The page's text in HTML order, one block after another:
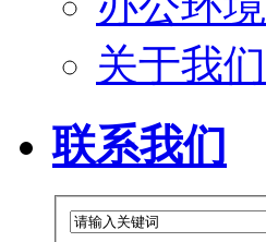
关于我们
联系我们